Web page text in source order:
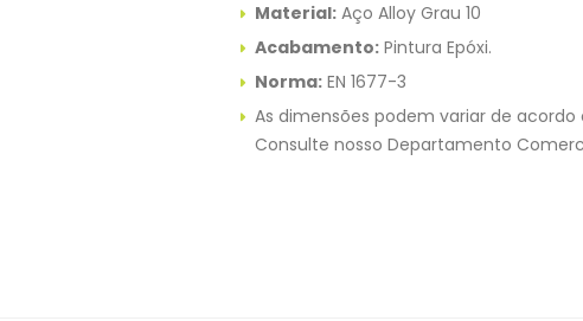
Material:Aço Alloy Grau 10
Acabamento:Pintura Epóxi.
Norma:EN 1677-3
As dimensões podem variar de
Consulte nosso Departamento